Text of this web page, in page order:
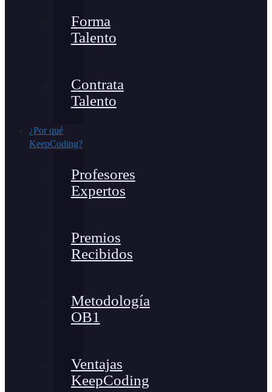
Forma
Talento
Contrata
Talento
¿Por qué
KeepCoding?
Profesores
Expertos
Premios
Recibidos
Metodología
OB1
Ventajas
KeepCoding